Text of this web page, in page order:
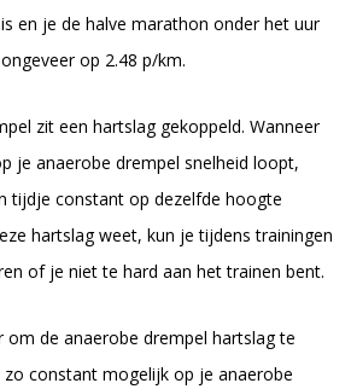
en je de halve marathon onder het uur
op 2.48 p/km.
zit een hartslag gekoppeld. Wanneer
je anaerobe drempel snelheid loopt,
tijdje constant op dezelfde hoogte
hartslag weet, kun je tijdens trainingen
of je niet te hard aan het trainen bent.
om de anaerobe drempel hartslag te
constant mogelijk op je anaerobe